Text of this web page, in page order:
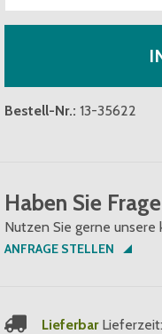
Bestell-Nr.: 13-35622
Haben Sie
Nutzen Sie gerne unsere
ANFRAGE STELLEN
Lieferbar